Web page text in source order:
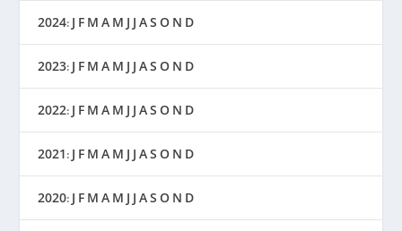
2024: J F M A M J J AS O N D
2023: J F M A M J J AS O N D
2022: J F M A M J J AS O N D
2021: J F M A M J J AS O N D
2020: J F M A M J J AS O N D